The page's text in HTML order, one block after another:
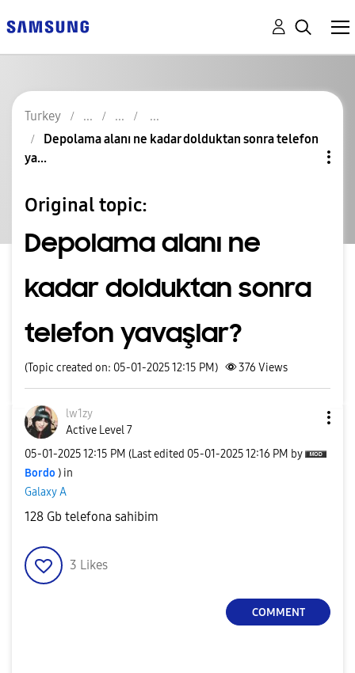
Turkey
Depolama alanı ne kadar dolduktan sonra telefon
ya...
Original topic:
Depolama alanı ne
kadar dolduktan sonra
telefon yavaşlar?
(Topic created on: 05-01-2025 12:15 PM) 376 Views
lw1zy
Active Level 7
‎05-01-202512:15 PM (Last edited ‎05-01-202512:16 PM by
Bordo ) in
Galaxy A
128 Gb telefona sahibim
3 Likes
COMMENT